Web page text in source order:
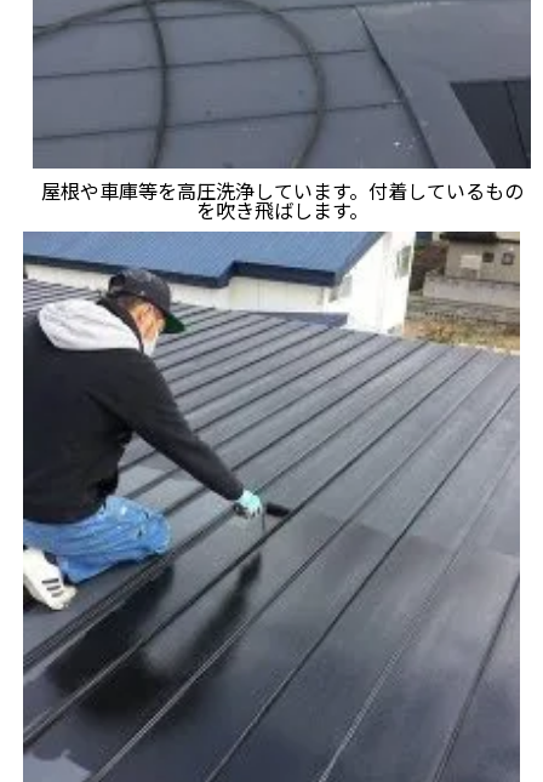
屋根や車庫等を高圧洗浄しています。付着しているもの
を吹き飛ばします。